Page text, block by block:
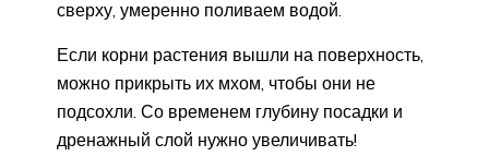
сверху, умеренно поливаем водой.
Если корни растения вышли на поверхность,
можно прикрыть их мхом, чтобы они не
подсохли. Со временем глубину посадки и
дренажный слой нужно увеличивать!